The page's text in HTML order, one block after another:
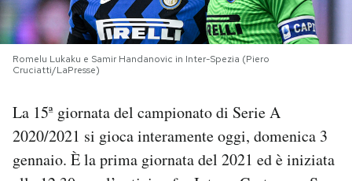
I MIEI PREFERITI
CALENDARIO
Romelu Lukaku e Samir Handanovic in Inter-Spezia (Piero
Cruciatti/LaPresse)
La 15ª giornata del campionato di Serie A
2020/2021 si gioca interamente oggi, domenica 3
gennaio. È la prima giornata del 2021 ed è iniziata